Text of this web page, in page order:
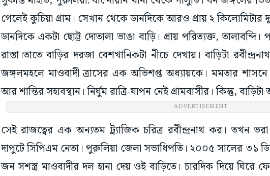
গেলেই কুচিয়া গ্রাম। সেখান থেকে ডানদিকে আরও প্রায় ২ কিলোমিটার
ডানদিকে একটা ছোট্ট দোতালা ভাঙা বাড়ি। প্রায় পরিত্যক্ত, তালাবন্দি।
রাস্তা।তাতে বাড়ির দরজা বেশখানিকটা নীচে দেখায়। বাড়িটা
জঙ্গলমহলে মাওবাদী ত্রাসের এক অভিশপ্ত অধ্যায়কে। মমতার
আর শান্তির সহাবস্থান। নির্ঘুম রাত্রি-যাপন নেই গ্রামবাসীর। কিন্তু,
ADVERTISEMENT
সেই রাজত্বের এক অন্যতম ট্র্যাজিক চরিত্র রবীন্দ্রনাথ কর। তখন ভরা
দাপুটে সিপিএম নেতা। পুরুলিয়া জেলা সভাধিপতি। ২০০৫ সালের ৩১
জন সশস্ত্র মাওবাদীর দল হানা দেয় ওই বাড়িতে। চারদিক দিয়ে ঘিরে